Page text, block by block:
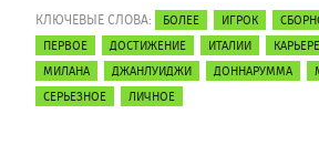
КЛЮЧЕВЫЕ СЛОВА: БОЛЕЕ ИГРОК
ПЕРВОЕ
ДОСТИЖЕНИЕ ИТАЛИИ КАРЬЕРЕ
МИЛАНА
ДЖАНЛУИДЖИ ДОННАРУММА
СЕРЬЕЗНОЕ
ЛИЧНОЕ